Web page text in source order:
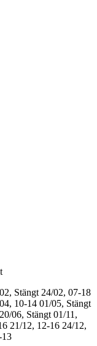
Stängt 24/02, 07-18
10-14 01/05, Stängt
20/06, Stängt 01/11,
21/12, 12-16 24/12,
13